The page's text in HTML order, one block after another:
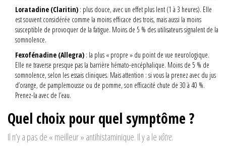
Loratadine (Claritin) : plus douce, avec un effet plus lent (1 à 3 heures). Elle
est souvent considérée comme la moins efficace des trois, mais aussi la moins
susceptible de provoquer de la fatigue. Moins de 5 % des utilisateurs signalent de la
somnolence.
Fexofénadine (Allegra) : la plus « propre » du point de vue neurologique.
Elle ne traverse presque pas la barrière hémato-encéphalique. Moins de 5 % de
somnolence, selon les essais cliniques. Mais attention : si vous la prenez avec du jus
d’orange, de pamplemousse ou de pomme, son efficacité chute de 30 à 40 %.
Prenez-la avec de l’eau.
Quel choix pour quel symptôme ?
Il n’y a pas de « meilleur » antihistaminique. Il y a le vôtre.